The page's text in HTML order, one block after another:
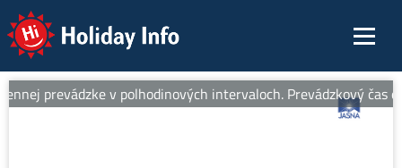
Holiday Info
prevádzke v polhodinových intervaloch. Prevádzkový čas